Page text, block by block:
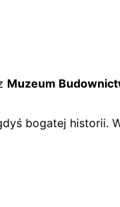
Muzeum
bogatej historii.